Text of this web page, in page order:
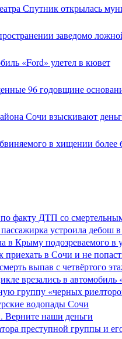
Спутник открылась
заведомо
«Ford» улетел в кювет
96 годовщине
Сочи взыскивают
в хищении более
факту ДТП со
устроила дебош
в Крыму подозреваемого в
в Сочи и не
выпав с четвёртого
врезались в автомобиль
группу «черных
водопады Сочи
Верните наши деньги
преступной группы и